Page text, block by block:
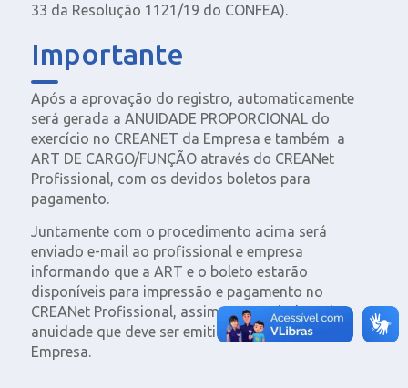
33 da Resolução 1121/19 do CONFEA).
Importante
Após a aprovação do registro, automaticamente
será gerada a ANUIDADE PROPORCIONAL do
exercício no CREANET da Empresa e também a
ART DE CARGO/FUNÇÃO através do CREANet
Profissional, com os devidos boletos para
pagamento.
Juntamente com o procedimento acima será
enviado e-mail ao profissional e empresa
informando que a ART e o boleto estarão
disponíveis para impressão e pagamento no
CREANet Profissional, assim como o boleto da
anuidade que deve ser emitido no CREANet da
Empresa.